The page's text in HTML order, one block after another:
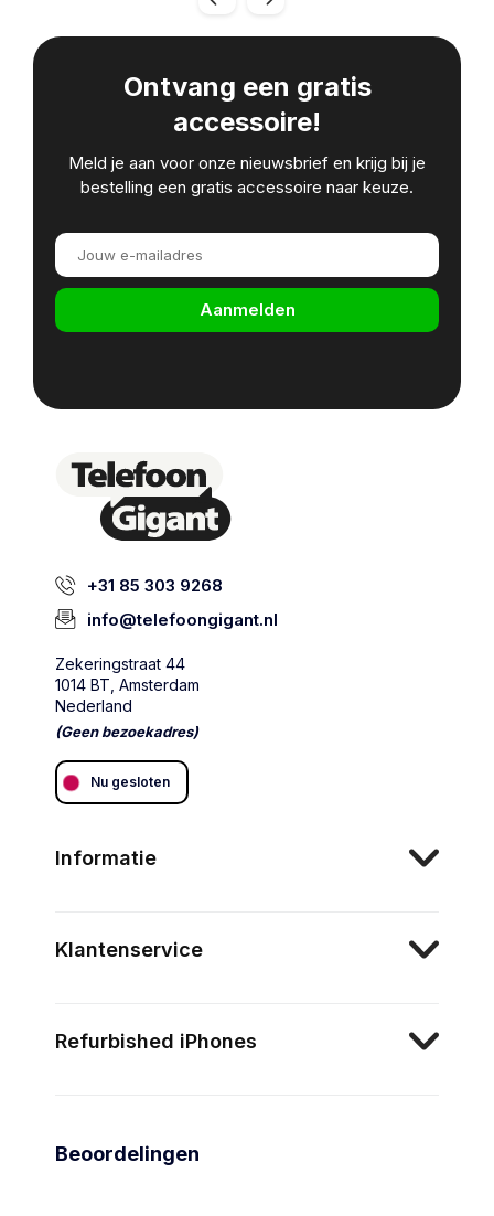
Ontvang een gratis
accessoire!
Meld je aan voor onze nieuwsbrief en krijg bij je
bestelling een gratis accessoire naar keuze.
Aanmelden
+31 85 303 9268
info@telefoongigant.nl
Zekeringstraat 44
1014 BT, Amsterdam
Nederland
(Geen bezoekadres)
Nu gesloten
Informatie
Klantenservice
Refurbished iPhones
Beoordelingen